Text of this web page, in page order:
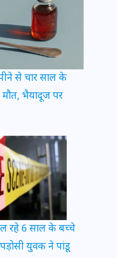
से चार साल के
मौत, भैयादूज पर
रहे 6 साल के बच्चे
युवक ने पांडू